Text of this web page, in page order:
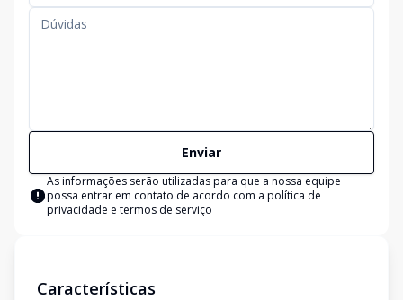
Enviar
As informações serão utilizadas para que a nossa equipe
possa entrar em contato de acordo com a política de
privacidade e termos de serviço
Características